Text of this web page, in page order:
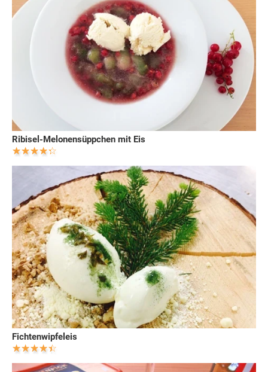
Ribisel-Melonensüppchen mit Eis
Fichtenwipfeleis